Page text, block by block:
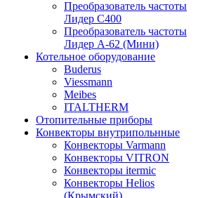
Преобразователь частоты
Лидер С400
Преобразователь частоты
Лидер А-62 (Мини)
Котельное оборудование
Buderus
Viessmann
Meibes
ITALTHERM
Отопительные приборы
Конвекторы внутрипольнные
Конвекторы Varmann
Конвекторы VITRON
Конвекторы itermic
Конвекторы Helios
(Крымский)